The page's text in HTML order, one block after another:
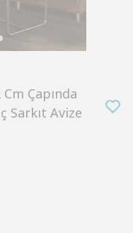
Çapında
Sarkıt Avize